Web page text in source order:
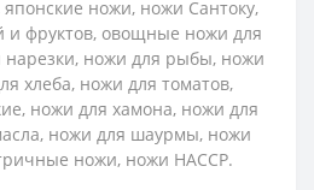
ножи, ножи Сантоку,
и фруктов, овощные ножи для
нарезки, ножи для рыбы, ножи
хлеба, ножи для томатов,
ножи для хамона, ножи для
ножи для шаурмы, ножи
ножи, ножи HACCP.